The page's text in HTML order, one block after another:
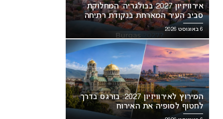
אירוויזיון 2027 בבולגריה: המחלוקת
סביב העיר המארחת בנקודת רתיחה
6 באוגוסט 2026
המירוץ לאירוויזיון 2027: בורגס בדרך
לחטוף לסופיה את האירוח